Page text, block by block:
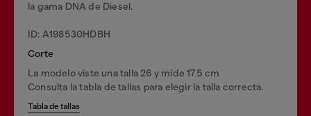
la gama DNA de Diesel.
ID: A198530HDBH
Corte
La modelo viste una talla 26 y mide 175 cm
Consulta la tabla de tallas para elegir la talla correcta.
Tabla de tallas